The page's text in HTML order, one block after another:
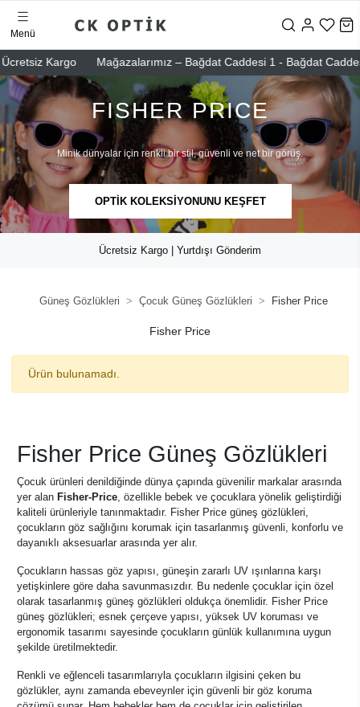
Kargo Mağazalarımız – Bağdat Caddesi 1 - Bağdat
Menü
FISHER PRICE
Minik dünyalar için renkli bir stil, güvenli ve net bir görüş.
OPTİK KOLEKSİYONUNU KEŞFET
Ücretsiz Kargo | Yurtdışı Gönderim
Güneş Gözlükleri Çocuk Güneş Gözlükleri Fisher Price
Fisher Price
Ürün bulunamadı.
Fisher Price Güneş Gözlükleri
Çocuk ürünleri denildiğinde dünya çapında güvenilir markalar arasında
yer alan Fisher-Price, özellikle bebek ve çocuklara yönelik geliştirdiği
kaliteli ürünleriyle tanınmaktadır. Fisher Price güneş gözlükleri,
çocukların göz sağlığını korumak için tasarlanmış güvenli, konforlu ve
dayanıklı aksesuarlar arasında yer alır.
Çocukların hassas göz yapısı, güneşin zararlı UV ışınlarına karşı
yetişkinlere göre daha savunmasızdır. Bu nedenle çocuklar için özel
olarak tasarlanmış güneş gözlükleri oldukça önemlidir. Fisher Price
güneş gözlükleri; esnek çerçeve yapısı, yüksek UV koruması ve
ergonomik tasarımı sayesinde çocukların günlük kullanımına uygun
şekilde üretilmektedir.
Renkli ve eğlenceli tasarımlarıyla çocukların ilgisini çeken bu
gözlükler, aynı zamanda ebeveynler için güvenli bir göz koruma